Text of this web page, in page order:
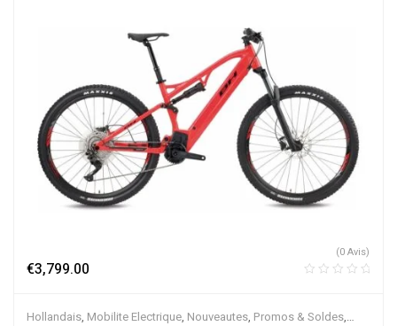
€3,799.00
(0 Avis)
Hollandais, Mobilite Electrique, Nouveautes, Promos & Soldes,